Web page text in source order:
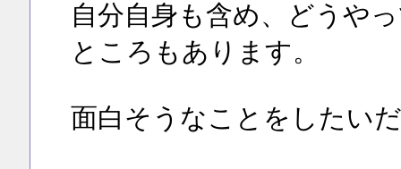
自分自身も含め、どうや
ところもあります。
面白そうなことをしたい